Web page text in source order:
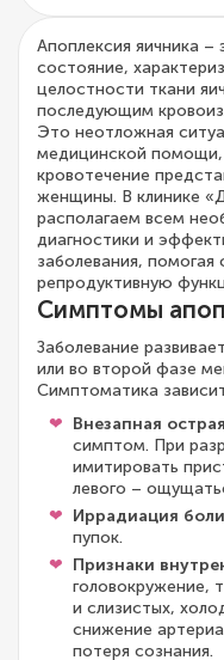
Апоплексия яичника –
состояние,
целостности ткани
последующим
Это неотложная
медицинской помощи,
кровотечение
женщины. В клинике
располагаем всем
диагностики и
заболевания, помогая
репродуктивную
Симптомы
Заболевание
или во второй фазе
Симптоматика
Внезапная
симптом. При
имитировать
левого –
Иррадиация боли
пупок.
Признаки
головокружение,
и слизистых,
снижение
потеря сознания.